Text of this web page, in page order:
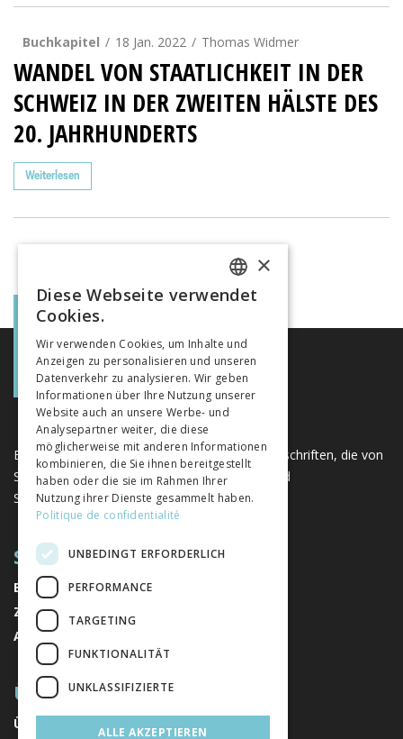
Buchkapitel 18 Jan. 2022 Thomas Widmer
WANDEL VON STAATLICHKEIT IN DER
SCHWEIZ IN DER ZWEITEN HÄLSTE DES 2
0. JAHRHUNDERTS
Weiterlesen
Eine einzigartige Plattform für Bücher und Zeitschriften, die von
Schweizer Verlagen im Bereich der Geistes- und
Sozialwissenschaften herausgegeben werden.
SITEMAP
BÜCHER
ZEITSCHRIFTEN
AUTOREN
ÜBER UNS
ÜBER UNS
FRENCH
ITALIAN
×
Diese Webseite verwendet
Cookies.
Wir verwenden Cookies, um Inhalte und
Anzeigen zu personalisieren und unseren
Datenverkehr zu analysieren. Wir geben
Informationen über Ihre Nutzung unserer
Website auch an unsere Werbe- und
Analysepartner weiter, die diese
möglicherweise mit anderen Informationen
kombinieren, die Sie ihnen bereitgestellt
haben oder die sie im Rahmen Ihrer
Nutzung ihrer Dienste gesammelt haben.
Politique de confidentialité
UNBEDINGT ERFORDERLICH
PERFORMANCE
TARGETING
FUNKTIONALITÄT
UNKLASSIFIZIERTE
ALLE AKZEPTIEREN